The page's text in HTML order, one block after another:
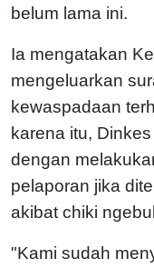
belum lama ini.
Ia mengatakan
mengeluarkan
kewaspadaan
karena itu,
dengan
pelaporan jika
akibat chiki
"Kami sudah